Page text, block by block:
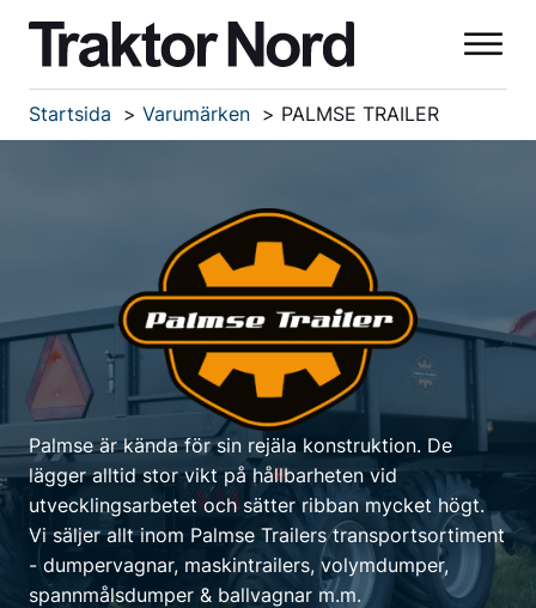
Startsida Varumärken PALMSE TRAILER
Palmse är kända för sin rejäla konstruktion. De
lägger alltid stor vikt på hållbarheten vid
utvecklingsarbetet och sätter ribban mycket högt.
Vi säljer allt inom Palmse Trailers transportsortiment
- dumpervagnar, maskintrailers, volymdumper,
spannmålsdumper & ballvagnar m.m.